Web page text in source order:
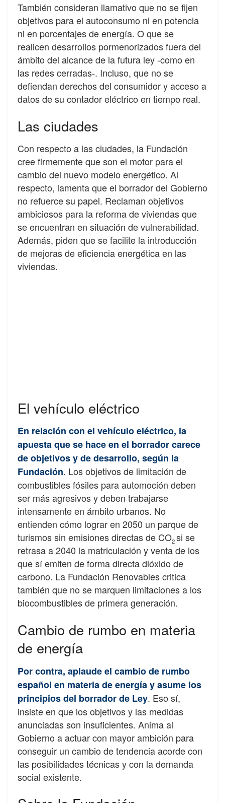
También consideran llamativo que no se fijen
objetivos para el autoconsumo ni en potencia
ni en porcentajes de energía. O que se
realicen desarrollos pormenorizados fuera del
ámbito del alcance de la futura ley -como en
las redes cerradas-. Incluso, que no se
defiendan derechos del consumidor y acceso a
datos de su contador eléctrico en tiempo real.
Las ciudades
Con respecto a las ciudades, la Fundación
cree firmemente que son el motor para el
cambio del nuevo modelo energético. Al
respecto, lamenta que el borrador del Gobierno
no refuerce su papel. Reclaman objetivos
ambiciosos para la reforma de viviendas que
se encuentran en situación de vulnerabilidad.
Además, piden que se facilite la introducción
de mejoras de eficiencia energética en las
viviendas.
El vehículo eléctrico
En relación con el vehículo eléctrico, la
apuesta que se hace en el borrador carece
de objetivos y de desarrollo, según la
Fundación. Los objetivos de limitación de
combustibles fósiles para automoción deben
ser más agresivos y deben trabajarse
intensamente en ámbito urbanos. No
entienden cómo lograr en 2050 un parque de
turismos sin emisiones directas de CO2si se
retrasa a 2040 la matriculación y venta de los
que sí emiten de forma directa dióxido de
carbono. La Fundación Renovables critica
también que no se marquen limitaciones a los
biocombustibles de primera generación.
Cambio de rumbo en materia
de energía
Por contra, aplaude el cambio de rumbo
español en materia de energía y asume los
principios del borrador de Ley. Eso sí,
insiste en que los objetivos y las medidas
anunciadas son insuficientes. Anima al
Gobierno a actuar con mayor ambición para
conseguir un cambio de tendencia acorde con
las posibilidades técnicas y con la demanda
social existente.